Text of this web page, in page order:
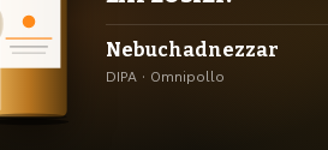
Nebuchadnezzar
DIPA · Omnipollo